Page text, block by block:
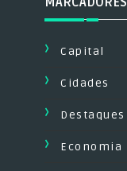
Capital
Cidades
Destaques
Economia